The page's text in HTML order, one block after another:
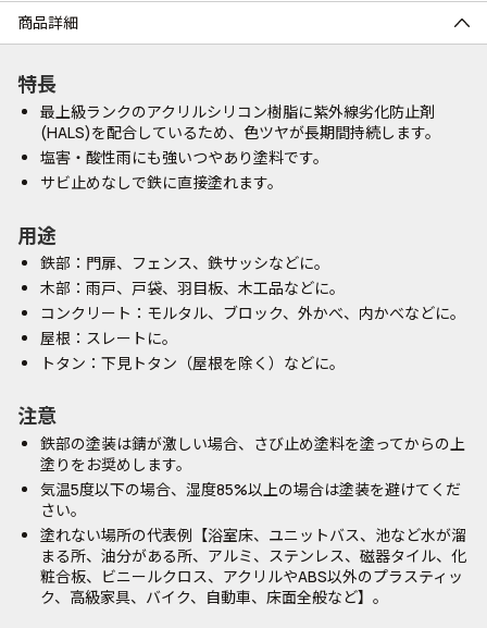
商品詳細
特長
最上級ランクのアクリルシリコン樹脂に紫外線劣化防止剤
(HALS)を配合しているため、色ツヤが長期間持続します。
塩害・酸性雨にも強いつやあり塗料です。
サビ止めなしで鉄に直接塗れます。
用途
鉄部：門扉、フェンス、鉄サッシなどに。
木部：雨戸、戸袋、羽目板、木工品などに。
コンクリート：モルタル、ブロック、外かべ、内かべなどに。
屋根：スレートに。
トタン：下見トタン（屋根を除く）などに。
注意
鉄部の塗装は錆が激しい場合、さび止め塗料を塗ってからの上
塗りをお奨めします。
気温5度以下の場合、湿度85%以上の場合は塗装を避けてくだ
さい。
塗れない場所の代表例【浴室床、ユニットバス、池など水が溜
まる所、油分がある所、アルミ、ステンレス、磁器タイル、化
粧合板、ビニールクロス、アクリルやABS以外のプラスティッ
ク、高級家具、バイク、自動車、床面全般など】。